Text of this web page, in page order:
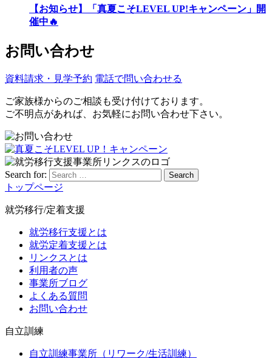
【お知らせ】「真夏こそLEVEL UP!キャンペーン」開
催中🔥
お問い合わせ
資料請求・見学予約 電話で問い合わせる
ご家族様からのご相談も受け付けております。
ご不明点があれば、お気軽にお問い合わせ下さい。
Search for: Search
トップページ
就労移行/定着支援
就労移行支援とは
就労定着支援とは
リンクスとは
利用者の声
事業所ブログ
よくある質問
お問い合わせ
自立訓練
自立訓練事業所（リワーク/生活訓練）